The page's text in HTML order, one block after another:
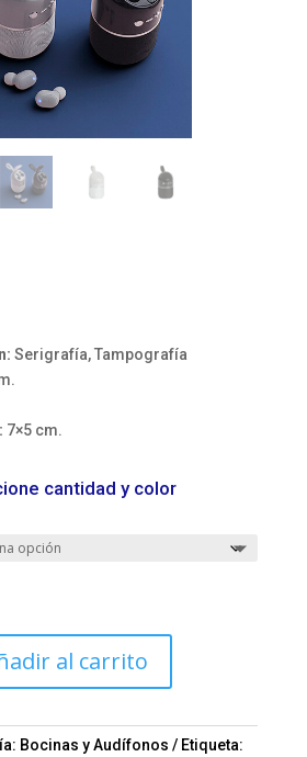
Serigrafía, Tampografía
7×5 cm.
cantidad y color
al carrito
Bocinas y Audífonos
Etiqueta: